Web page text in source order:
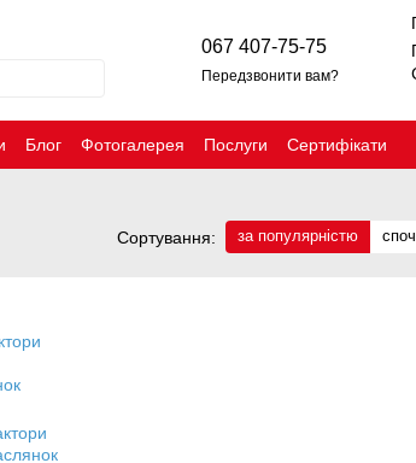
067 407-75-75
Передзвонити вам?
Блог Фотогалерея Послуги
Сертифікати
Сортування: за популярністю